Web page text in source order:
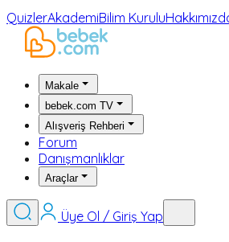
QuizlerAkademiBilim Kurulu
Makale
bebek.com TV
Alışveriş Rehberi
Forum
Danışmanlıklar
Araçlar
Üye Ol / Giriş Yap